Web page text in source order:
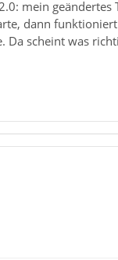
mein geändertes
dann
scheint was